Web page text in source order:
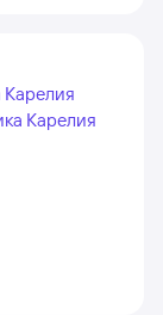
Карелия
Карелия